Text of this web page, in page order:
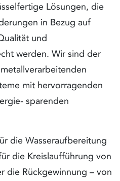
Lösungen, die
in Bezug auf
und
werden. Wir sind der
mit hervorragenden
sparenden
die Wasseraufbereitung
die Kreislaufführung von
die Rückgewinnung – von